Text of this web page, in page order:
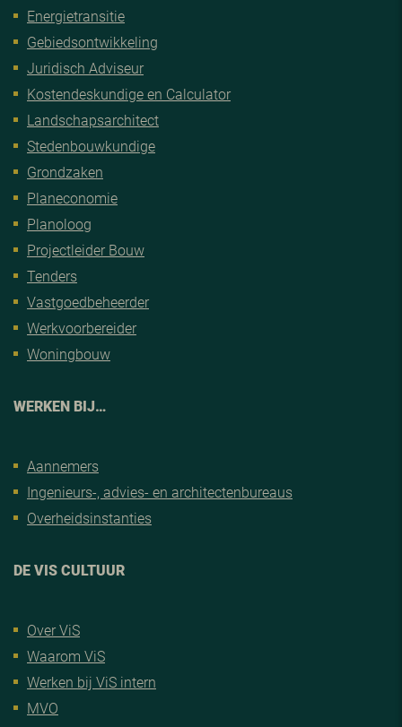
Energietransitie
Gebiedsontwikkeling
Juridisch Adviseur
Kostendeskundige en Calculator
Landschapsarchitect
Stedenbouwkundige
Grondzaken
Planeconomie
Planoloog
Projectleider Bouw
Tenders
Vastgoedbeheerder
Werkvoorbereider
Woningbouw
WERKEN BIJ…
Aannemers
Ingenieurs-, advies- en architectenbureaus
Overheidsinstanties
DE VIS CULTUUR
Over ViS
Waarom ViS
Werken bij ViS intern
MVO